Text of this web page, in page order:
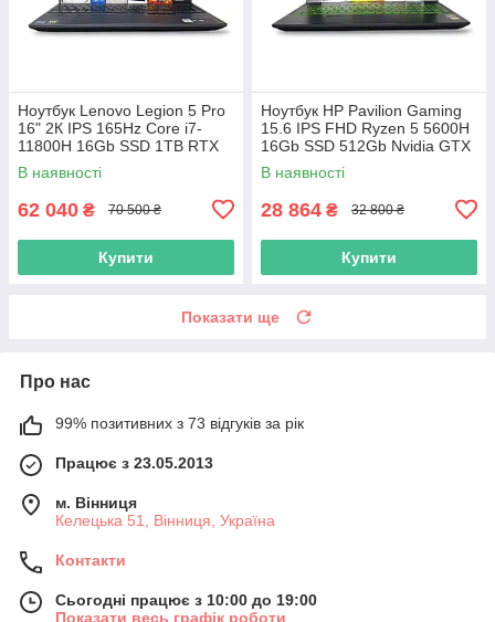
Ноутбук Lenovo Legion 5 Pro
16" 2К IPS 165Hz Core i7-
11800H 16Gb SSD 1TB RTX
3070 8GB
В наявності
62 040 ₴ 70 500 ₴
Купити
Ноутбук HP Pavilion Gaming
15.6 IPS FHD Ryzen 5 5600H
16Gb SSD 512Gb Nvidia GTX
1650 4GB
В наявності
28 864 ₴ 32 800 ₴
Купити
Показати ще
Про нас
99% позитивних з 73 відгуків за рік
Працює з 23.05.2013
м. Вінниця
Келецька 51, Вінниця, Україна
Контакти
Сьогодні працює з 10:00 до 19:00
Показати весь графік роботи